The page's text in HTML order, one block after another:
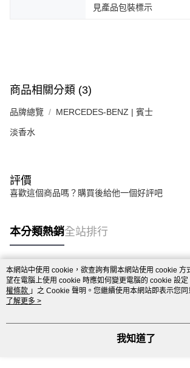
見產品包裝標示
商品相關分類 (3)
品牌總覽 MERCEDES-BENZ | 賓士
淡香水
評價
喜歡這個商品嗎？購買後給他一個好評吧
本分類熱銷全站排行
熱門標籤
本網站中使用 cookie，欲查詢有關本網站使用 cookie 方
望在電腦上使用 cookie 時應如何變更電腦的 cookie 設定
權條款 」之 Cookie 聲明。您繼續使用本網站即表示您
用條款之 Cookie 聲明使用 cookie。
了解更多 >
我知道了